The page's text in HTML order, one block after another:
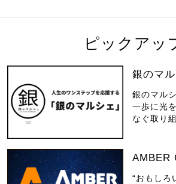
ピックアッ
銀のマ
銀のマル
一歩に光
なぐ取り
AMBER
“おもしろ